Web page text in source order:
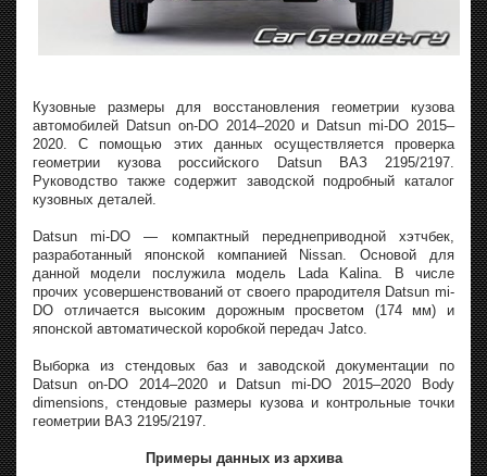
Кузовные размеры для восстановления геометрии кузова
автомобилей Datsun on-DO 2014–2020 и Datsun mi-DO 2015–
2020. С помощью этих данных осуществляется проверка
геометрии кузова российского Datsun ВАЗ 2195/2197.
Руководство также содержит заводской подробный каталог
кузовных деталей.
Datsun mi-DO — компактный переднеприводной хэтчбек,
разработанный японской компанией Nissan. Основой для
данной модели послужила модель Lada Kalina. В числе
прочих усовершенствований от своего прародителя Datsun mi-
DO отличается высоким дорожным просветом (174 мм) и
японской автоматической коробкой передач Jatco.
Выборка из стендовых баз и заводской документации по
Datsun on-DO 2014–2020 и Datsun mi-DO 2015–2020 Body
dimensions, стендовые размеры кузова и контрольные точки
геометрии ВАЗ 2195/2197.
Примеры данных из архива